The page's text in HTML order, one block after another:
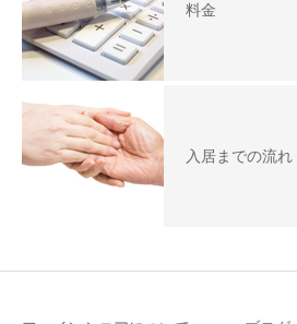
料金
入居までの流れ